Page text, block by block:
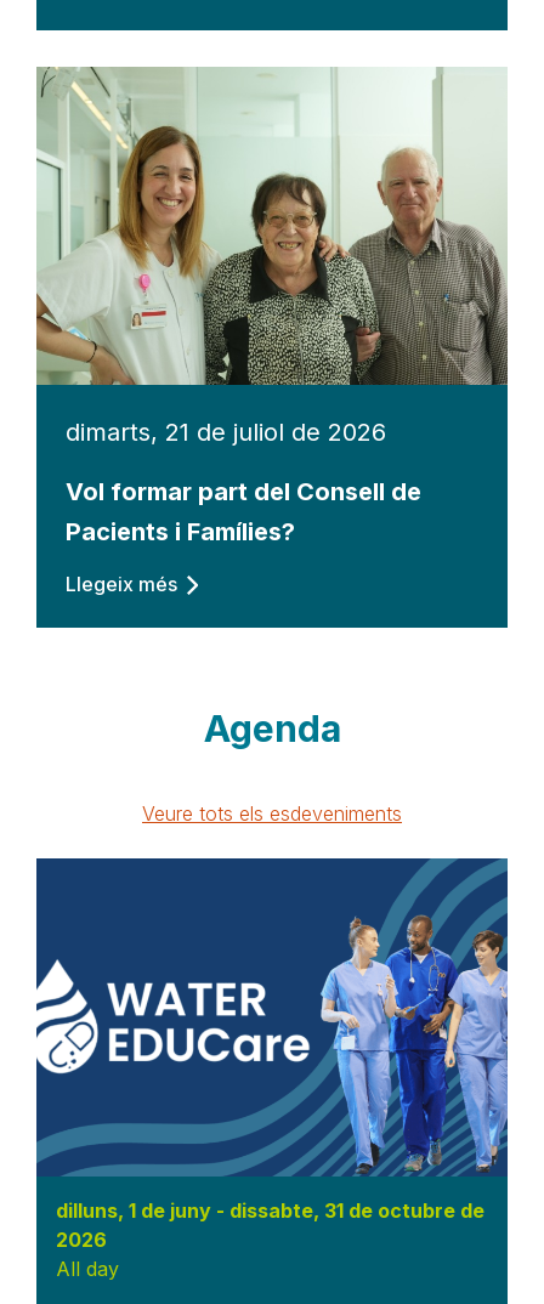
dimarts, 21 de juliol de 2026
Vol formar part del Consell de
Pacients i Famílies?
Llegeix més
Agenda
Veure tots els esdeveniments
dilluns, 1 de juny - dissabte, 31 de octubre de
2026
All day